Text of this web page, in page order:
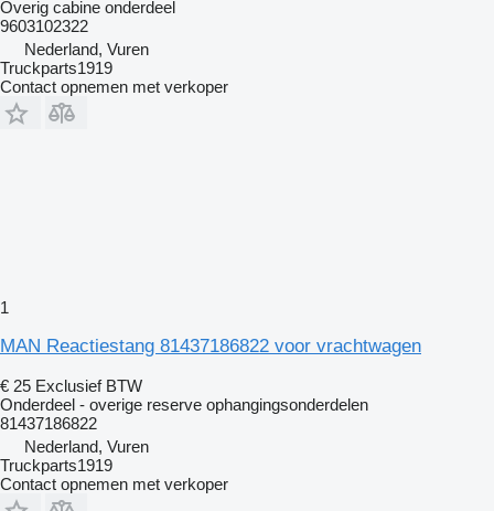
Overig cabine onderdeel
9603102322
Nederland, Vuren
Truckparts1919
Contact opnemen met verkoper
1
MAN Reactiestang 81437186822 voor vrachtwagen
€ 25 Exclusief BTW
Onderdeel - overige reserve ophangingsonderdelen
81437186822
Nederland, Vuren
Truckparts1919
Contact opnemen met verkoper